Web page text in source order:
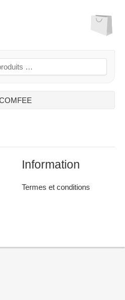
Information
Termes et conditions